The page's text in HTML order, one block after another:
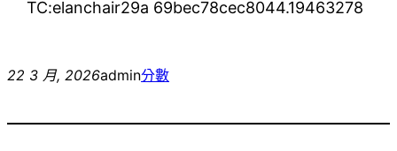
TC:elanchair29a 69bec78cec8044.19463278
22 3 月, 2026admin分數